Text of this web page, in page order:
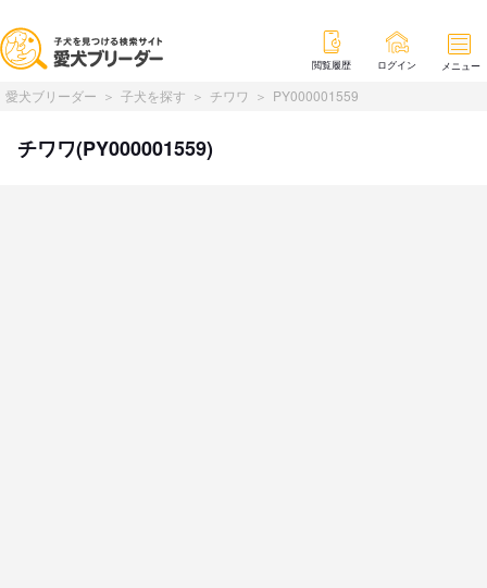
閲覧履歴 ログイン メニュー
愛犬ブリーダー 子犬を探す チワワ PY000001559
チワワ(PY000001559)